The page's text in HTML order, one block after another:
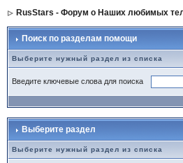
RusStars - Форум о Наших любимых
Поиск по разделам помощи
Выберите нужный раздел из списка
Введите ключевые слова для поиска
Выберите раздел
Выберите нужный раздел из списка